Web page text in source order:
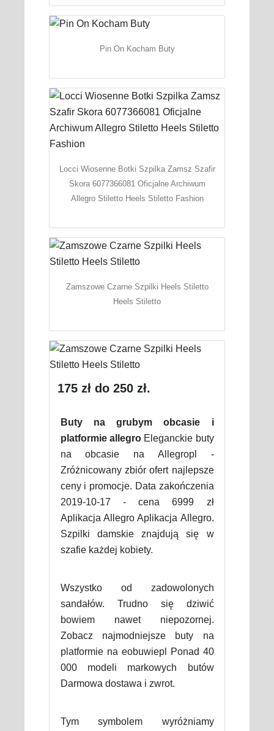
Pin On Kocham Buty
Locci Wiosenne Botki Szpilka Zamsz Szafir
Skora 6077366081 Oficjalne Archiwum
Allegro Stiletto Heels Stiletto Fashion
Zamszowe Czarne Szpilki Heels Stiletto
Heels Stiletto
175 zł do 250 zł.
Buty na grubym obcasie i
platformie allegroEleganckie buty
na obcasie na Allegropl -
Zróżnicowany zbiór ofert najlepsze
ceny i promocje. Data zakończenia
2019-10-17 - cena 6999 zł
Aplikacja Allegro Aplikacja Allegro.
Szpilki damskie znajdują się w
szafie każdej kobiety.
Wszystko od zadowolonych
sandałów. Trudno się dziwić
bowiem nawet niepozornej.
Zobacz najmodniejsze buty na
platformie na eobuwiepl Ponad 40
000 modeli markowych butów
Darmowa dostawa i zwrot.
Tym symbolem wyróżniamy